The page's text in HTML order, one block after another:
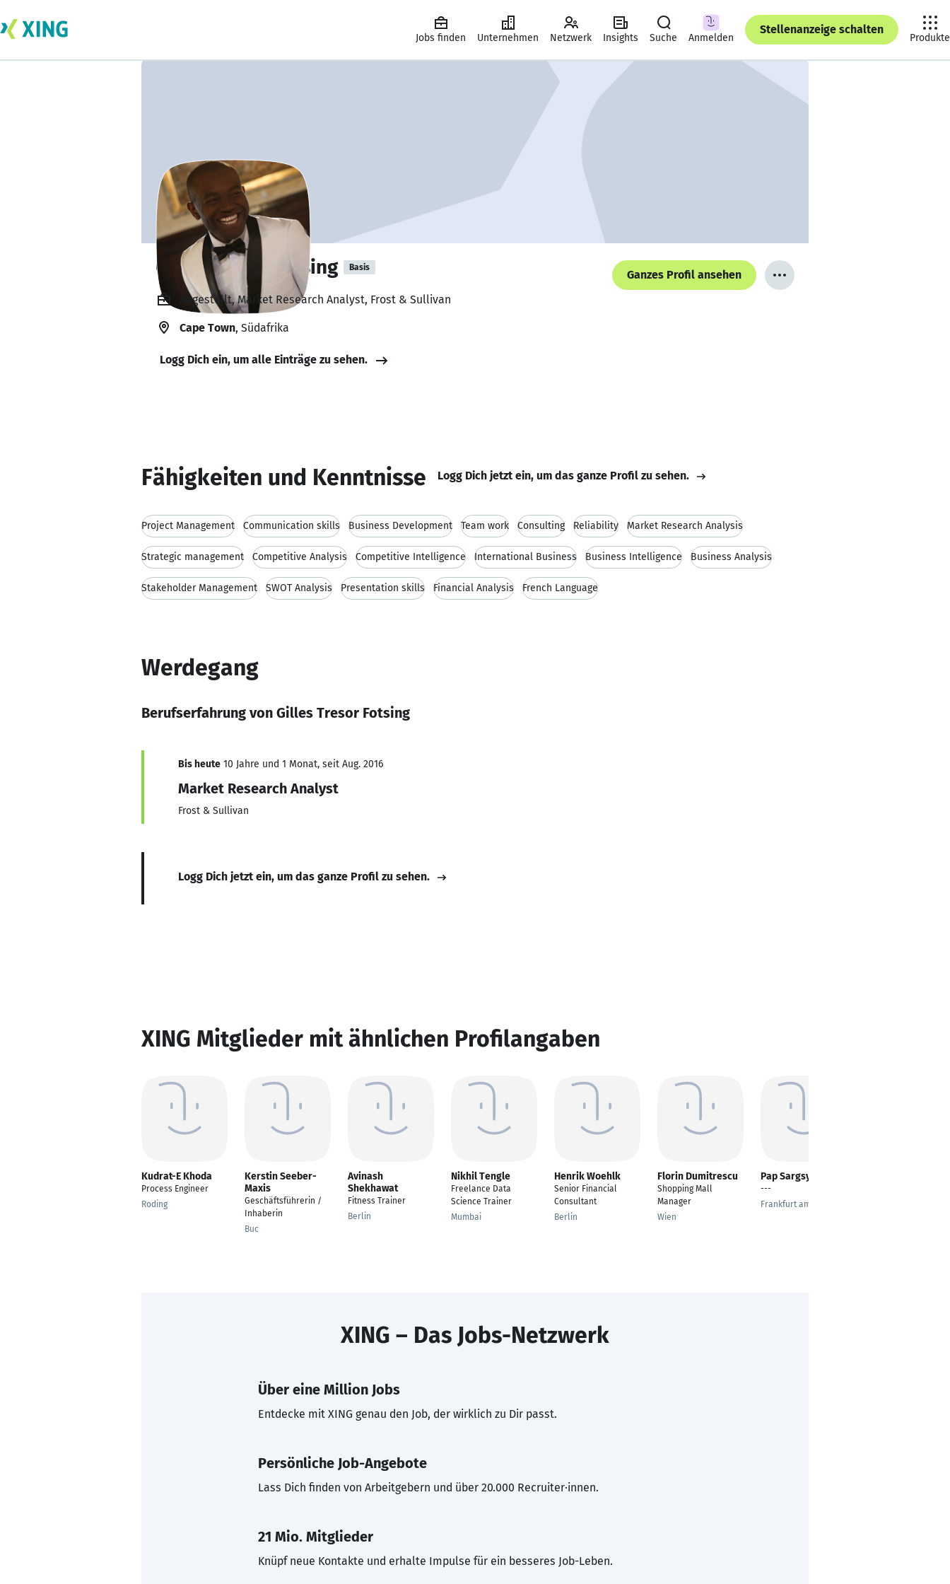
Jobs finden Unternehmen Netzwerk Insights Suche Anmelden
Stellenanzeige schalten
Produkte
Gilles Tresor Fotsing Basis
Ganzes Profil ansehen
Angestellt, Market Research Analyst, Frost & Sullivan
Cape Town, Südafrika
Logg Dich ein, um alle Einträge zu sehen.
Fähigkeiten und Kenntnisse Logg Dich jetzt ein, um das ganze Profil zu sehen.
Project Management Communication skills Business Development Team work Consulting Reliability Market Research Analysis
Strategic management Competitive Analysis Competitive Intelligence International Business Business Intelligence Business Analysis
Stakeholder Management SWOT Analysis Presentation skills Financial Analysis French Language
Werdegang
Berufserfahrung von Gilles Tresor Fotsing
Bis heute 10 Jahre und 1 Monat, seit Aug. 2016
Market Research Analyst
Frost & Sullivan
Logg Dich jetzt ein, um das ganze Profil zu sehen.
XING Mitglieder mit ähnlichen Profilangaben
Kudrat-E Khoda
Process Engineer
Roding
Kerstin Seeber-
Maxis
Geschäftsführerin /
Inhaberin
Buc
Avinash
Shekhawat
Fitness Trainer
Berlin
Nikhil Tengle
Freelance Data
Science Trainer
Mumbai
Henrik Woehlk
Senior Financial
Consultant
Berlin
Florin Dumitrescu
Shopping Mall
Manager
Wien
Pap Sargsyan
---
Frankfurt am Main
XING – Das Jobs-Netzwerk
Über eine Million Jobs
Entdecke mit XING genau den Job, der wirklich zu Dir passt.
Persönliche Job-Angebote
Lass Dich finden von Arbeitgebern und über 20.000 Recruiter·innen.
21 Mio. Mitglieder
Knüpf neue Kontakte und erhalte Impulse für ein besseres Job-Leben.